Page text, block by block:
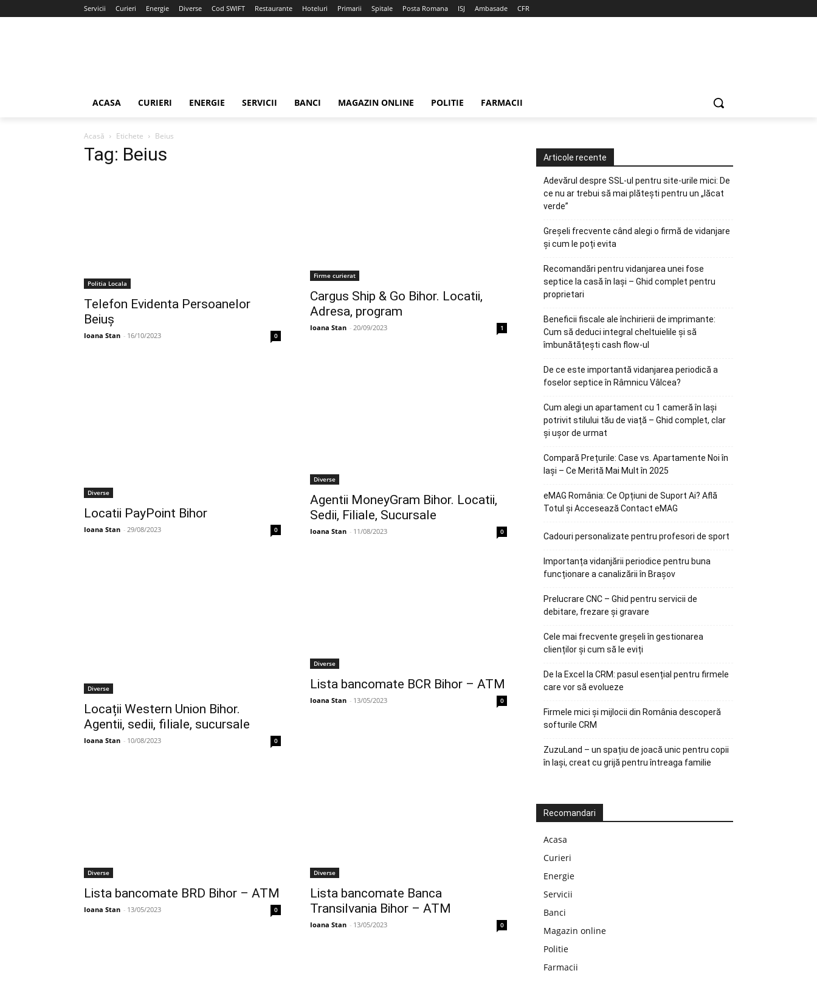
Servicii Curieri Energie Diverse Cod SWIFT Restaurante Hoteluri Primarii Spitale Posta Romana ISJ Ambasade CFR
ACASA CURIERI ENERGIE SERVICII BANCI MAGAZIN ONLINE POLITIE FARMACII
Acasă Etichete Beius
Tag: Beius
Politia Locala
Telefon Evidenta Persoanelor
Beiuș
Ioana Stan - 16/10/2023 0
Firme curierat
Cargus Ship & Go Bihor. Locatii,
Adresa, program
Ioana Stan - 20/09/2023 1
Diverse
Locatii PayPoint Bihor
Ioana Stan - 29/08/2023 0
Diverse
Agentii MoneyGram Bihor. Locatii,
Sedii, Filiale, Sucursale
Ioana Stan - 11/08/2023 0
Diverse
Locații Western Union Bihor.
Agentii, sedii, filiale, sucursale
Ioana Stan - 10/08/2023 0
Diverse
Lista bancomate BCR Bihor – ATM
Ioana Stan - 13/05/2023 0
Diverse
Lista bancomate BRD Bihor – ATM
Ioana Stan - 13/05/2023 0
Diverse
Lista bancomate Banca
Transilvania Bihor – ATM
Ioana Stan - 13/05/2023 0
Articole recente
Adevărul despre SSL-ul pentru site-urile mici: De
ce nu ar trebui să mai plătești pentru un „lăcat
verde”
Greșeli frecvente când alegi o firmă de vidanjare
și cum le poți evita
Recomandări pentru vidanjarea unei fose
septice la casă în Iași – Ghid complet pentru
proprietari
Beneficii fiscale ale închirierii de imprimante:
Cum să deduci integral cheltuielile și să
îmbunătățești cash flow-ul
De ce este importantă vidanjarea periodică a
foselor septice în Râmnicu Vâlcea?
Cum alegi un apartament cu 1 cameră în Iași
potrivit stilului tău de viață – Ghid complet, clar
și ușor de urmat
Compară Prețurile: Case vs. Apartamente Noi în
Iași – Ce Merită Mai Mult în 2025
eMAG România: Ce Opțiuni de Suport Ai? Află
Totul și Accesează Contact eMAG
Cadouri personalizate pentru profesori de sport
Importanța vidanjării periodice pentru buna
funcționare a canalizării în Brașov
Prelucrare CNC – Ghid pentru servicii de
debitare, frezare și gravare
Cele mai frecvente greșeli în gestionarea
clienților și cum să le eviți
De la Excel la CRM: pasul esențial pentru firmele
care vor să evolueze
Firmele mici și mijlocii din România descoperă
softurile CRM
ZuzuLand – un spațiu de joacă unic pentru copii
în Iași, creat cu grijă pentru întreaga familie
Recomandari
Acasa
Curieri
Energie
Servicii
Banci
Magazin online
Politie
Farmacii